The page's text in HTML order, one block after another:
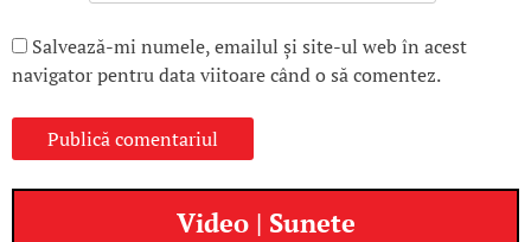
Salvează-mi numele, emailul și site-ul web în acest
navigator pentru data viitoare când o să comentez.
Video | Sunete